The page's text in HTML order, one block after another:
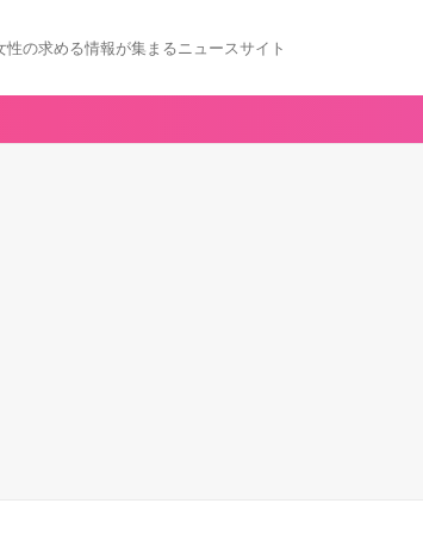
の求める情報が集まるニュースサイト